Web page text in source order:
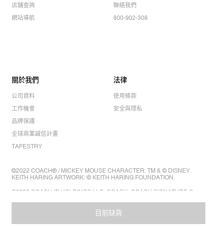
目前缺貨
店舖查詢
網站導航
聯絡我們
800-902-308
關於我們
公司資料
工作機會
品牌保護
全球商業誠信計畫
TAPESTRY
法律
使用條款
安全與隱私
©2022 COACH® / MICKEY MOUSE CHARACTER: TM & © DISNEY.
KEITH HARING ARTWORK: © KEITH HARING FOUNDATION.
©2022 COACH IP HOLDINGS LLC. COACH, COACH SIGNATURE C